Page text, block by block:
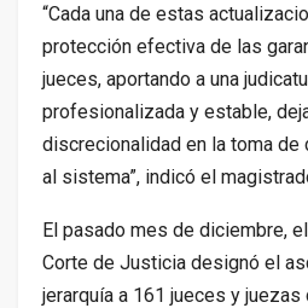
“Cada una de estas
protección efectiva de las
jueces, aportando a una
profesionalizada y estable,
discrecionalidad en la toma
al sistema”, indicó el
El pasado mes de diciembre,
Corte de Justicia designó el
jerarquía a 161 jueces y